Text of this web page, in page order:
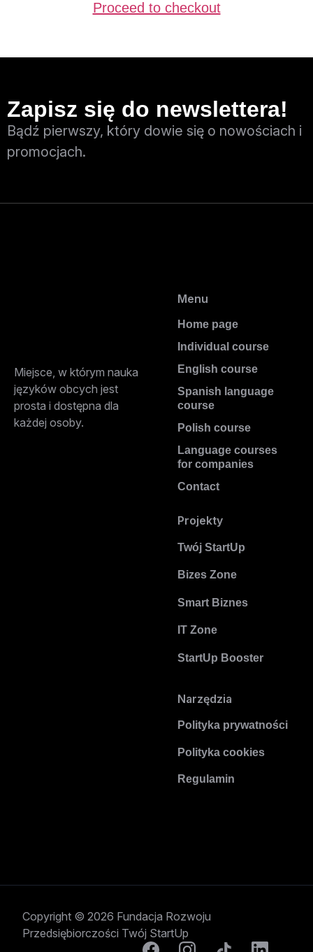
Proceed to checkout
Zapisz się do newslettera!
Bądź pierwszy, który dowie się o nowościach i
promocjach.
Miejsce, w którym nauka
języków obcych jest
prosta i dostępna dla
każdej osoby.
Menu
Home page
Individual course
English course
Spanish language
course
Polish course
Language courses
for companies
Contact
Projekty
Twój StartUp
Bizes Zone
Smart Biznes
IT Zone
StartUp Booster
Narzędzia
Polityka prywatności
Polityka cookies
Regulamin
Copyright © 2026 Fundacja Rozwoju
Przedsiębiorczości Twój StartUp